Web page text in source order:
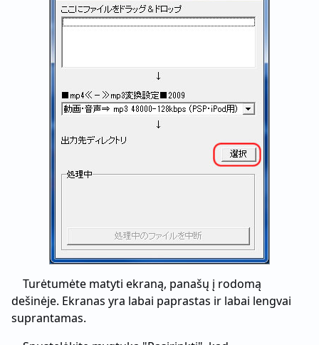
Turėtumėte matyti ekraną, panašų į rodomą
dešinėje. Ekranas yra labai paprastas ir labai lengvai
suprantamas.